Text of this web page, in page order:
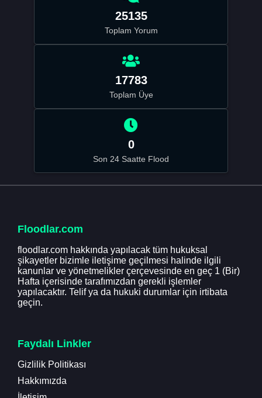
25135
Toplam Yorum
17783
Toplam Üye
0
Son 24 Saatte Flood
Floodlar.com
floodlar.com hakkında yapılacak tüm hukuksal
şikayetler bizimle iletişime geçilmesi halinde ilgili
kanunlar ve yönetmelikler çerçevesinde en geç 1 (Bir)
Hafta içerisinde tarafımızdan gerekli işlemler
yapılacaktır. Telif ya da hukuki durumlar için irtibata
geçin.
Faydalı Linkler
Gizlilik Politikası
Hakkımızda